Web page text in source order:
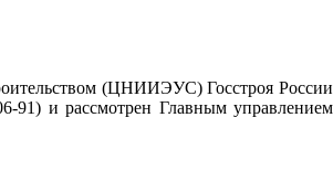
(ЦНИИЭУС) Госстроя России
91) и рассмотрен Главным управлением